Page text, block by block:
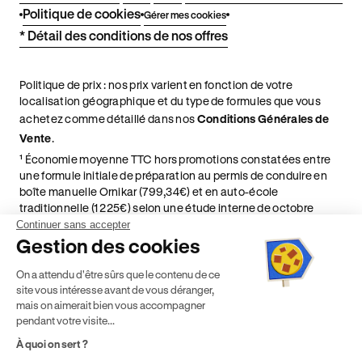
Politique de cookies Gérer mes cookies
* Détail des conditions de nos offres
Politique de prix : nos prix varient en fonction de votre
localisation géographique et du type de formules que vous
achetez comme détaillé dans nosConditions Générales de
Vente.
¹ Économie moyenne TTC hors promotions constatées entre
une formule initiale de préparation au permis de conduire en
boîte manuelle Ornikar (799,34€) et en auto-école
traditionnelle (1 225€) selon une étude interne de octobre
2024. Étude menée sur le marché des auto-écoles situées en
France métropolitaine & en outre-mer.
² Le prix de référence auquel est appliqué cette réduction
dépend de la zone géographique dans laquelle vous souhaitez
effectuer vos heures de conduite conformément à l'Article 6
de nos Conditions Générales de Vente
⁵ Montant du financement CPF variable selon les droits acquis
par chaque bénéficiaire. Exemple donné pour un titulaire
Continuer sans accepter
Gestion des cookies
On a attendu d'être sûrs que le contenu de ce
site vous intéresse avant de vous déranger,
mais on aimerait bien vous accompagner
pendant votre visite...
À quoi on sert ?